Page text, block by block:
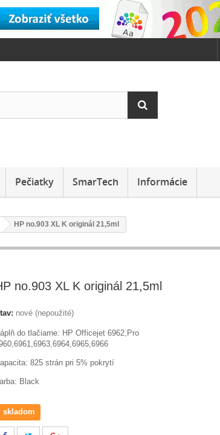
Pečiatky SmarTech Informácie
HP no.903 XL K originál 21,5ml
no.903 XL K originál 21,5ml
nové (nepoužité)
do tlačiarne: HP Officejet 6962,Pro
825 strán pri 5% pokrytí
Black
skladom